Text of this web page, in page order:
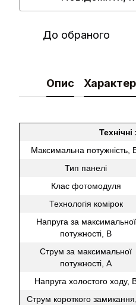
До обраного
Опис
Максимальна потужність,
Тип панелі
Клас фотомодуля
Технологія комірок
Напруга за максимальної
потужності, В
Струм за максимальної
потужності, А
Напруга холостого ходу,
Струм короткого